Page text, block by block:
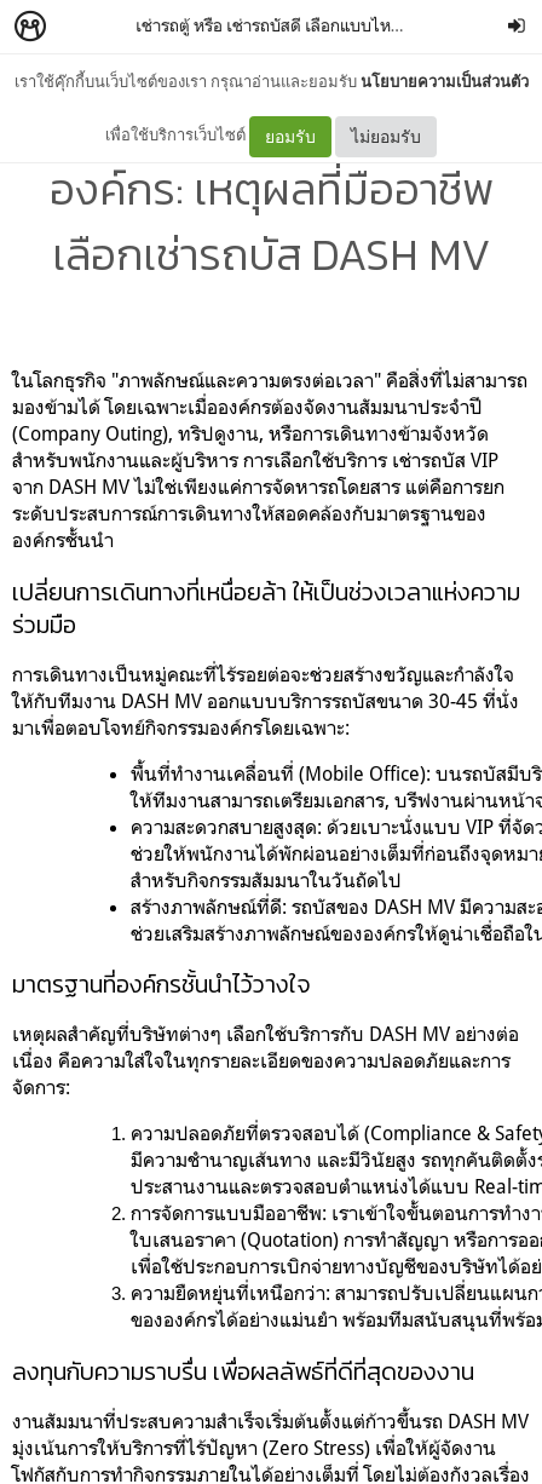
เราใช้คุ๊กกี้บนเว็บไซต์ของเรา กรุณาอ่านและยอมรับนโยบายความเป็นส่วนตัว
เพื่อใช้บริการเว็บไซต์ ยอมรับ ไม่ยอมรับ
เช่ารถตู้ หรือ เช่ารถบัสดี เลือกแบบไหนให้เหมาะกับคุณ? –
ยกระดับการเดินทางของ
องค์กร: เหตุผลที่มืออาชีพ
เลือกเช่ารถบัส DASH MV
ในโลกธุรกิจ "ภาพลักษณ์และความตรงต่อเวลา" คือสิ่งที่ไม่สามารถ
มองข้ามได้ โดยเฉพาะเมื่อองค์กรต้องจัดงานสัมมนาประจำปี
(Company Outing), ทริปดูงาน, หรือการเดินทางข้ามจังหวัด
สำหรับพนักงานและผู้บริหาร การเลือกใช้บริการ เช่ารถบัส VIP
จาก DASH MVไม่ใช่เพียงแค่การจัดหารถโดยสาร แต่คือการยก
ระดับประสบการณ์การเดินทางให้สอดคล้องกับมาตรฐานของ
องค์กรชั้นนำ
เปลี่ยนการเดินทางที่เหนื่อยล้า ให้เป็นช่วงเวลาแห่งความ
ร่วมมือ
การเดินทางเป็นหมู่คณะที่ไร้รอยต่อจะช่วยสร้างขวัญและกำลังใจ
ให้กับทีมงาน DASH MV ออกแบบบริการรถบัสขนาด 30-45 ที่นั่ง
มาเพื่อตอบโจทย์กิจกรรมองค์กรโดยเฉพาะ:
พื้นที่ทำงานเคลื่อนที่ (Mobile Office): บนรถบัสมีบริ
ให้ทีมงานสามารถเตรียมเอกสาร, บรีฟงานผ่านหน้
ความสะดวกสบายสูงสุด: ด้วยเบาะนั่งแบบ VIP ที่จัด
ช่วยให้พนักงานได้พักผ่อนอย่างเต็มที่ก่อนถึงจุดหม
สำหรับกิจกรรมสัมมนาในวันถัดไป
สร้างภาพลักษณ์ที่ดี: รถบัสของ DASH MV มีความ
ช่วยเสริมสร้างภาพลักษณ์ขององค์กรให้ดูน่าเชื่อถือ
มาตรฐานที่องค์กรชั้นนำไว้วางใจ
เหตุผลสำคัญที่บริษัทต่างๆ เลือกใช้บริการกับ DASH MV อย่างต่อ
เนื่อง คือความใส่ใจในทุกรายละเอียดของความปลอดภัยและการ
จัดการ:
ความปลอดภัยที่ตรวจสอบได้ (Compliance &
มีความชำนาญเส้นทาง และมีวินัยสูง รถทุกคันติดตั้
ประสานงานและตรวจสอบตำแหน่งได้แบบ Real-
การจัดการแบบมืออาชีพ: เราเข้าใจขั้นตอนการทำง
ใบเสนอราคา (Quotation) การทำสัญญา หรือการ
เพื่อใช้ประกอบการเบิกจ่ายทางบัญชีของบริษัทได้อ
ความยืดหยุ่นที่เหนือกว่า: สามารถปรับเปลี่ยนแผน
ขององค์กรได้อย่างแม่นยำ พร้อมทีมสนับสนุนที่พร้อ
ลงทุนกับความราบรื่น เพื่อผลลัพธ์ที่ดีที่สุดของงาน
งานสัมมนาที่ประสบความสำเร็จเริ่มต้นตั้งแต่ก้าวขึ้นรถ DASH MV
มุ่งเน้นการให้บริการที่ไร้ปัญหา (Zero Stress) เพื่อให้ผู้จัดงาน
โฟกัสกับการทำกิจกรรมภายในได้อย่างเต็มที่ โดยไม่ต้องกังวลเรื่อง